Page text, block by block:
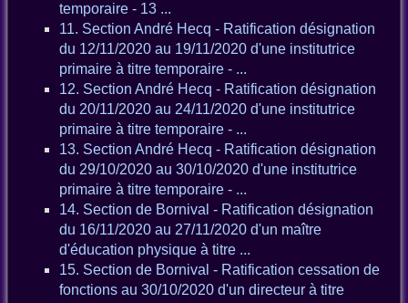
temporaire - 13 ...
11. Section André Hecq - Ratification désignation
du 12/11/2020 au 19/11/2020 d'une institutrice
primaire à titre temporaire - ...
12. Section André Hecq - Ratification désignation
du 20/11/2020 au 24/11/2020 d'une institutrice
primaire à titre temporaire - ...
13. Section André Hecq - Ratification désignation
du 29/10/2020 au 30/10/2020 d'une institutrice
primaire à titre temporaire - ...
14. Section de Bornival - Ratification désignation
du 16/11/2020 au 27/11/2020 d'un maître
d'éducation physique à titre ...
15. Section de Bornival - Ratification cessation de
fonctions au 30/10/2020 d'un directeur à titre